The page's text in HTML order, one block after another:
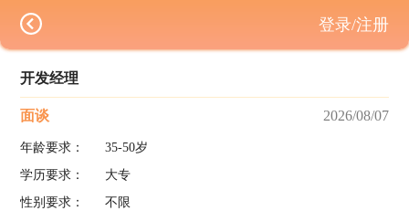
开发经理
面谈 2026/08/07
年龄要求：
35-50岁
学历要求：
大专
性别要求：
不限
登录/注册